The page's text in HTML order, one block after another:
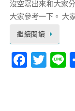
沒空寫出來和大家
大家參考一下。 大
繼續閱讀
Fa T